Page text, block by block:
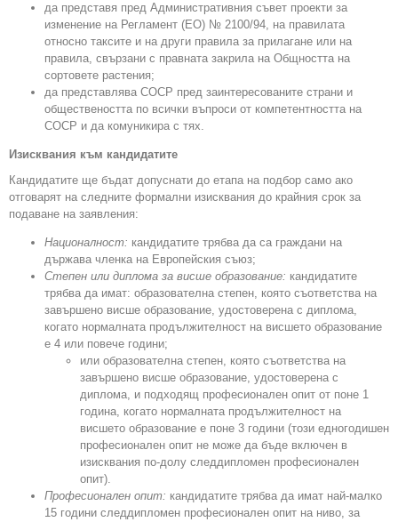
да представя пред Административния съвет проекти за
изменение на Регламент (ЕО) № 2100/94, на правилата
относно таксите и на други правила за прилагане или на
правила, свързани с правната закрила на Общността на
сортовете растения;
да представлява СОСР пред заинтересованите страни и
обществеността по всички въпроси от компетентността на
СОСР и да комуникира с тях.
Изисквания към кандидатите
Кандидатите ще бъдат допуснати до етапа на подбор само ако
отговарят на следните формални изисквания до крайния срок за
подаване на заявления:
Националност: кандидатите трябва да са граждани на
държава членка на Европейския съюз;
Степен или диплома за висше образование: кандидатите
трябва да имат: образователна степен, която съответства на
завършено висше образование, удостоверена с диплома,
когато нормалната продължителност на висшето образование
е 4 или повече години;
или образователна степен, която съответства на
завършено висше образование, удостоверена с
диплома, и подходящ професионален опит от поне 1
година, когато нормалната продължителност на
висшето образование е поне 3 години (този едногодишен
професионален опит не може да бъде включен в
изисквания по-долу следдипломен професионален
опит).
Професионален опит: кандидатите трябва да имат най-малко
15 години следдипломен професионален опит на ниво, за